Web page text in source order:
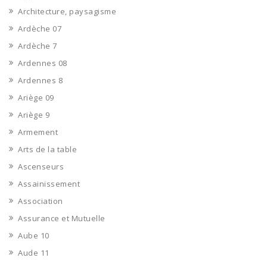
Architecture, paysagisme
Ardèche 07
Ardèche 7
Ardennes 08
Ardennes 8
Ariège 09
Ariège 9
Armement
Arts de la table
Ascenseurs
Assainissement
Association
Assurance et Mutuelle
Aube 10
Aude 11